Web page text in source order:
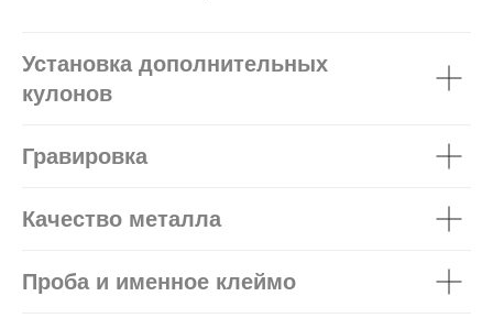
Установка дополнительных
кулонов
Гравировка
Качество металла
Проба и именное клеймо